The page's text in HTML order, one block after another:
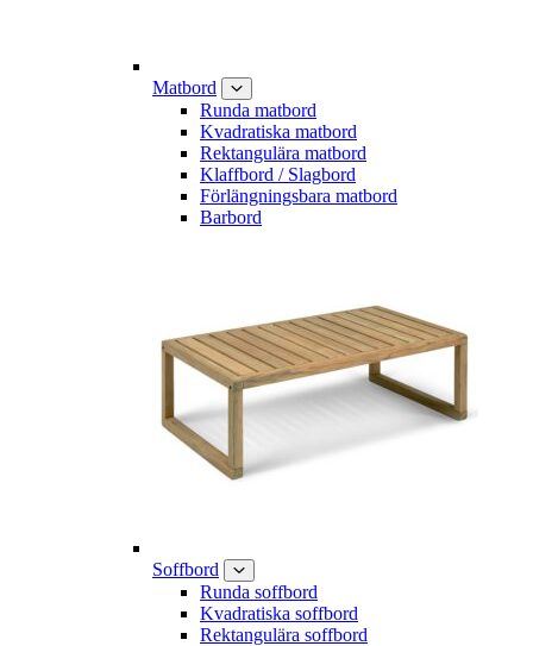
Matbord
Runda matbord
Kvadratiska matbord
Rektangulära matbord
Klaffbord / Slagbord
Förlängningsbara matbord
Barbord
Soffbord
Runda soffbord
Kvadratiska soffbord
Rektangulära soffbord